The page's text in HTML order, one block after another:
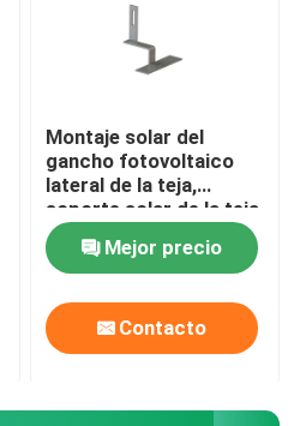
Montaje solar del
gancho fotovoltaico
lateral de la teja,
soporte solar de la teja
AL6005
Mejor precio
Contacto